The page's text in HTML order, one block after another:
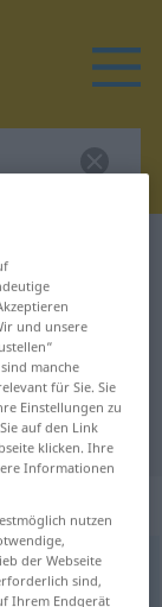
und unsere
manche
für Sie. Sie
Einstellungen zu
auf den Link
klicken. Ihre
Informationen
nutzen
der Webseite
sind,
Ihrem Endgerät